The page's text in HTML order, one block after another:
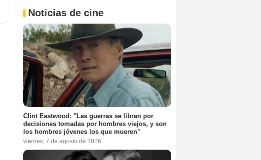
Noticias de cine
Clint Eastwood: "Las guerras se libran por
decisiones tomadas por hombres viejos, y son
los hombres jóvenes los que mueren"
viernes, 7 de agosto de 2026